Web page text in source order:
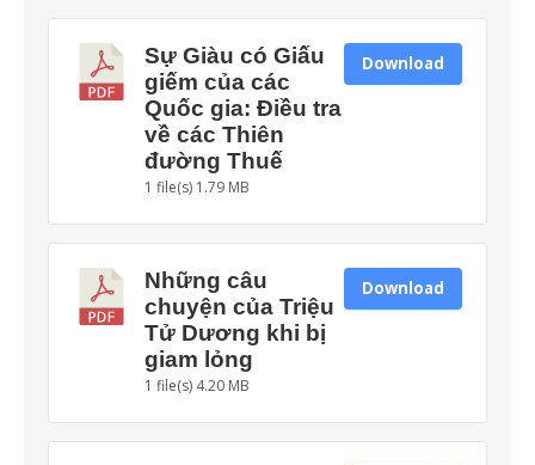
Sự Giàu có Giấu
giếm của các
Quốc gia: Điều tra
về các Thiên
đường Thuế
1 file(s) 1.79 MB
Download
Những câu
chuyện của Triệu
Tử Dương khi bị
giam lỏng
1 file(s) 4.20 MB
Download